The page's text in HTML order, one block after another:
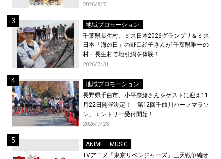
ーフォニアム』前編の一挙上映が決定！
2026/8/7
地域プロモーション
千葉県長生村、ミス日本2026グランプリ＆ミス
日本「海の日」の野口絵子さんが 千葉県唯一の
村・長生村で地引網を体験！
2026/7/31
地域プロモーション
長野県千曲市、小平奈緒さんをゲストに迎え11
月22日開催決定！「第12回千曲川ハーフマラソ
ン」エントリー受付開始！
2026/7/23
ANIME
MUSIC
TVアニメ『東京リベンジャーズ』三天戦争編オ